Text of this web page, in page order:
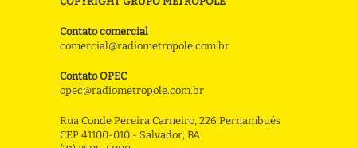
Contato comercial
comercial@radiometropole.com.br
Contato OPEC
opec@radiometropole.com.br
Rua Conde Pereira Carneiro, 226 Pernambués
CEP 41100-010 - Salvador, BA